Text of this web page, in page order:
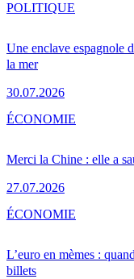
Une enclave espagnole
la mer
30.07.2026
POLITIQUE
Merci la Chine : elle a
27.07.2026
ÉCONOMIE
L’euro en mèmes :
billets
ÉCONOMIE